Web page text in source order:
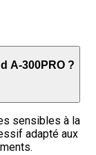
A-300PRO ?
sensibles à la
adapté aux